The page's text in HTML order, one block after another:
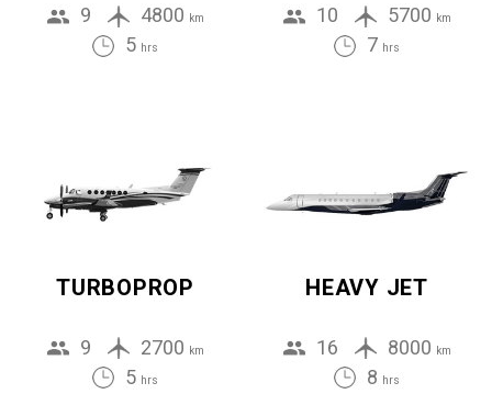
9 4800 km
5 hrs
10 5700 km
7 hrs
TURBOPROP
9 2700 km
5 hrs
HEAVY JET
16 8000 km
8 hrs